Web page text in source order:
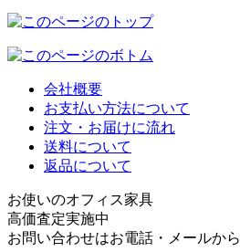
会社概要
お支払い方法について
注文・お届けに流れ
送料について
返品について
お使いのオフィス家具
高価査定実施中
お問い合わせはお電話・メールから